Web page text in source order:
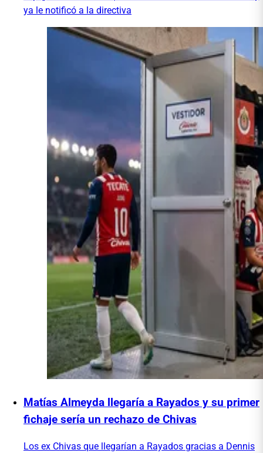
ya le notificó a la directiva
Matías Almeyda llegaría a Rayados y su primer
fichaje sería un rechazo de Chivas
Los ex Chivas que llegarían a Rayados gracias a Dennis